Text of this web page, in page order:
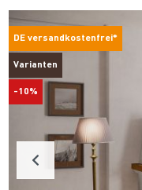
DE versandkostenfrei*
Varianten
-10%